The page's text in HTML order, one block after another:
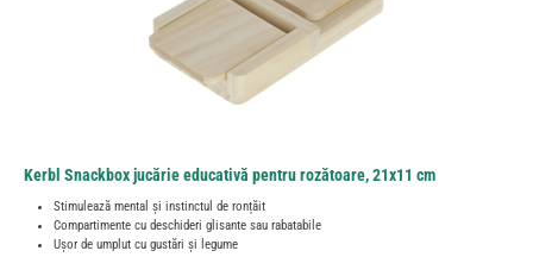
Kerbl Snackbox jucărie educativă pentru rozătoare, 21x11 cm
Stimulează mental și instinctul de ronțăit
Compartimente cu deschideri glisante sau rabatabile
Ușor de umplut cu gustări și legume